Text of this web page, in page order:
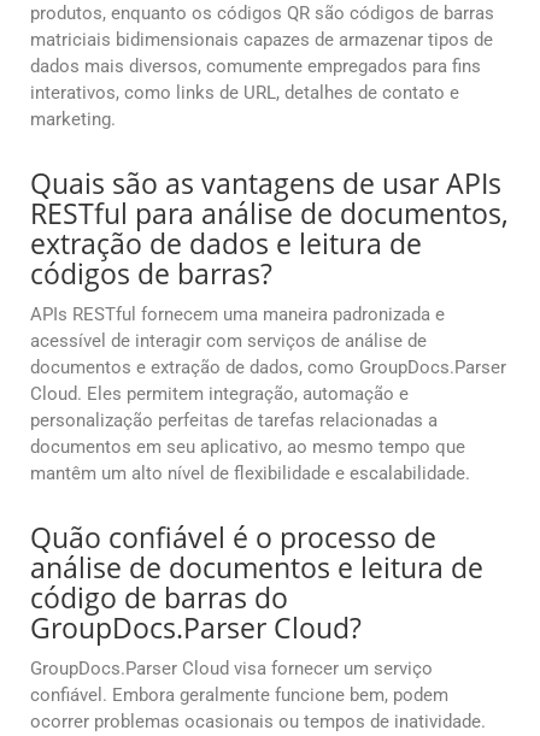
produtos, enquanto os códigos QR são códigos de barras
matriciais bidimensionais capazes de armazenar tipos de
dados mais diversos, comumente empregados para fins
interativos, como links de URL, detalhes de contato e
marketing.
Quais são as vantagens de usar APIs
RESTful para análise de documentos,
extração de dados e leitura de
códigos de barras?
APIs RESTful fornecem uma maneira padronizada e
acessível de interagir com serviços de análise de
documentos e extração de dados, como GroupDocs.Parser
Cloud. Eles permitem integração, automação e
personalização perfeitas de tarefas relacionadas a
documentos em seu aplicativo, ao mesmo tempo que
mantêm um alto nível de flexibilidade e escalabilidade.
Quão confiável é o processo de
análise de documentos e leitura de
código de barras do
GroupDocs.Parser Cloud?
GroupDocs.Parser Cloud visa fornecer um serviço
confiável. Embora geralmente funcione bem, podem
ocorrer problemas ocasionais ou tempos de inatividade.